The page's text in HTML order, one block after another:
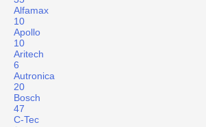
Alfamax
10
Apollo
10
Aritech
6
Autronica
20
Bosch
47
C-Tec